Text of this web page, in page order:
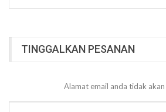
TINGGALKAN PESANAN
Alamat email anda tidak